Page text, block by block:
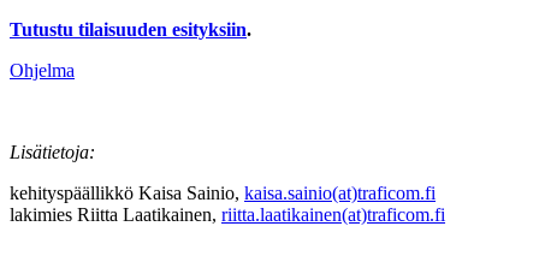
Tutustu tilaisuuden esityksiin.
Ohjelma
Lisätietoja:
kehityspäällikkö Kaisa Sainio, kaisa.sainio(at)traficom.fi
lakimies Riitta Laatikainen, riitta.laatikainen(at)traficom.fi